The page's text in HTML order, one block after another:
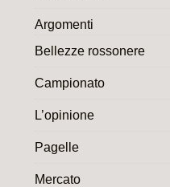
Argomenti
Bellezze rossonere
Campionato
L’opinione
Pagelle
Mercato